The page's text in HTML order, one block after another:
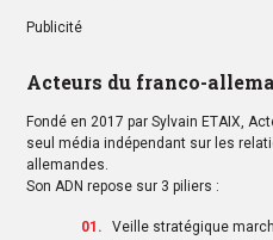
Publicité
Acteurs du franco-
Fondé en 2017 par Sylvain ETAIX,
seul média indépendant sur les
allemandes.
Son ADN repose sur 3 piliers :
Veille stratégique